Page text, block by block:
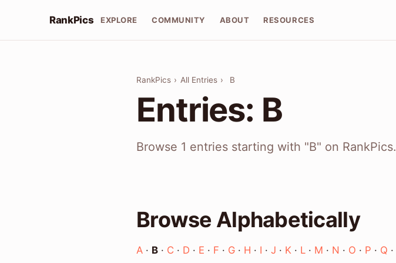
RankPics EXPLORE COMMUNITY ABOUT RESOURCES
RankPics › All Entries › B
Entries: B
Browse 1 entries starting with "B" on RankPics.
Browse Alphabetically
A · B · C · D · E · F · G · H · I · J · K · L · M · N · O · P · Q ·